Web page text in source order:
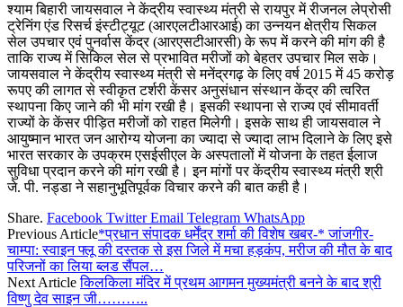
श्याम बिहारी जायसवाल ने केंद्रीय स्वास्थ्य मंत्री से रायपुर में रीजनल लेप्रोसी
ट्रेनिंग एंड रिसर्च इंस्टीट्यूट (आरएलटीआरआई) का उन्नयन क्षेत्रीय सिकल
सेल उपचार एवं पुनर्वास केंद्र (आरएसटीआरसी) के रूप में करने की मांग की है
ताकि राज्य में सिकिल सेल से प्रभावित मरीजों को बेहतर उपचार मिल सके।
जायसवाल ने केंद्रीय स्वास्थ्य मंत्री से मनेंद्रगढ़ के लिए वर्ष 2015 में 45 करोड़
रूपए की लागत से स्वीकृत टर्शरी केंसर अनुसंधान संस्थान केंद्र की त्वरित
स्थापना किए जाने की भी मांग रखी है। इसकी स्थापना से राज्य एवं सीमावर्ती
राज्यों के केंसर पीड़ित मरीजों को राहत मिलेगी। इसके साथ ही जायसवाल ने
आयुष्मान भारत जन आरोग्य योजना का ज्यादा से ज्यादा लाभ दिलाने के लिए इसे
भारत सरकार के उपक्रम एसईसीएल के अस्पतालों में योजना के तहत ईलाज
सुविधा प्रदान करने की मांग रखी है। इन मांगों पर केंद्रीय स्वास्थ्य मंत्री श्री
जे. पी. नड्डा ने सहानुभूतिपूर्वक विचार करने की बात कही है।
Share. Facebook Twitter Email Telegram WhatsApp
Previous Article*प्रधान संपादक धर्मेंद्र शर्मा की विशेष खबर-* जांजगीर-
चाम्पा: स्वाइन फ्लू की दस्तक से इस जिले में मचा हड़कंप, मरीज की मौत के बाद
परिजनों का लिया ब्लड सैंपल…
Next Articleकिलकिला मंदिर में प्रथम आगमन मुख्यमंत्री बनने के बाद श्री
विष्णु देव साइन जी………..